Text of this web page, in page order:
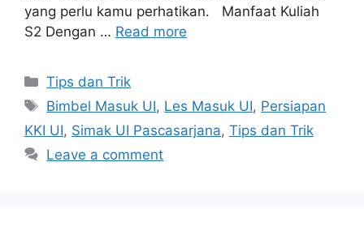
yang perlu kamu perhatikan. Manfaat Kuliah
S2 Dengan … Read more
Tips dan Trik
Bimbel Masuk UI, Les Masuk UI, Persiapan
KKI UI, Simak UI Pascasarjana, Tips dan Trik
Leave a comment